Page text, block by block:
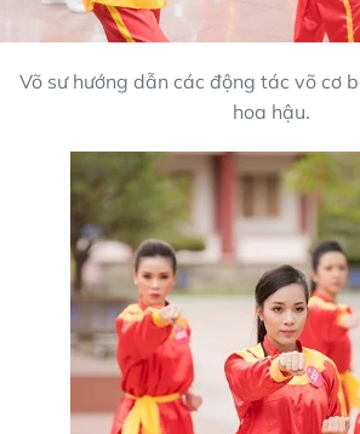
Võ sư hướng dẫn các động tác võ cơ
hoa hậu.